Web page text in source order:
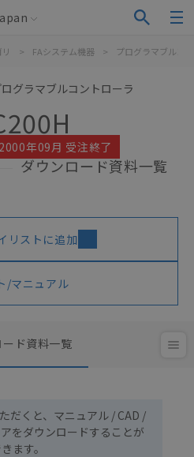
> FAシステム機器 > プログラマブルコ
グラマブルコントローラ
2000年09月 受注終了
ダウンロード資料一覧
リストに追加
/マニュアル
ード資料一覧
だくと、マニュアル / CAD /
をダウンロードすることが
ます。